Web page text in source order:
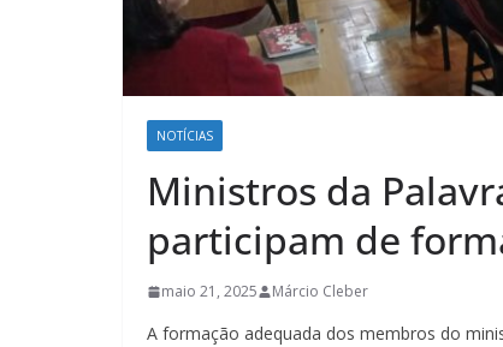
NOTÍCIAS
Ministros da
participam de
maio 21, 2025 Márcio Cleber
A formação adequada dos membros do